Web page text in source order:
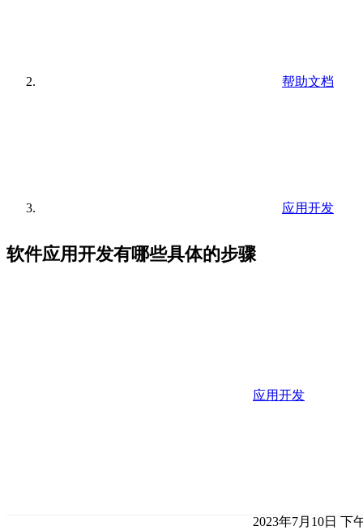
帮助文档
应用开发
软件应用开发有哪些具体的步骤
应用开发
2023年7月10日 下